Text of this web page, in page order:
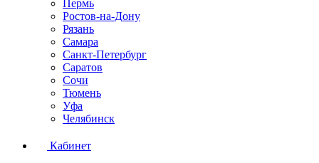
Пермь
Ростов-на-Дону
Рязань
Самара
Санкт-Петербург
Саратов
Сочи
Тюмень
Уфа
Челябинск
Кабинет